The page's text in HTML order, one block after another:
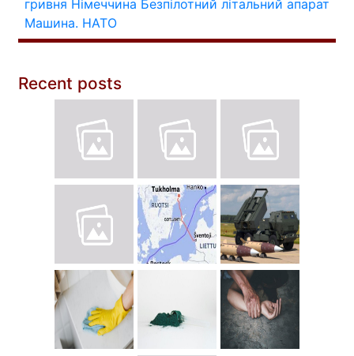
гривня Німеччина Безпілотний літальний апарат
Машина. НАТО
Recent posts